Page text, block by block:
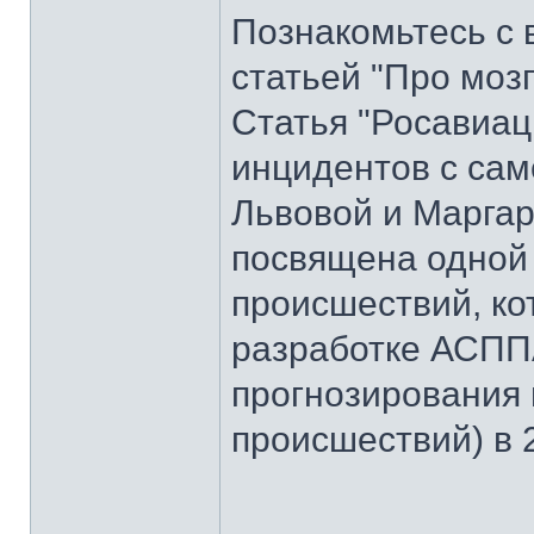
Познакомьтесь с
статьей "Про
Статья
инцидентов с
Львовой и
посвящена
происшествий,
разработке
происшествий) в